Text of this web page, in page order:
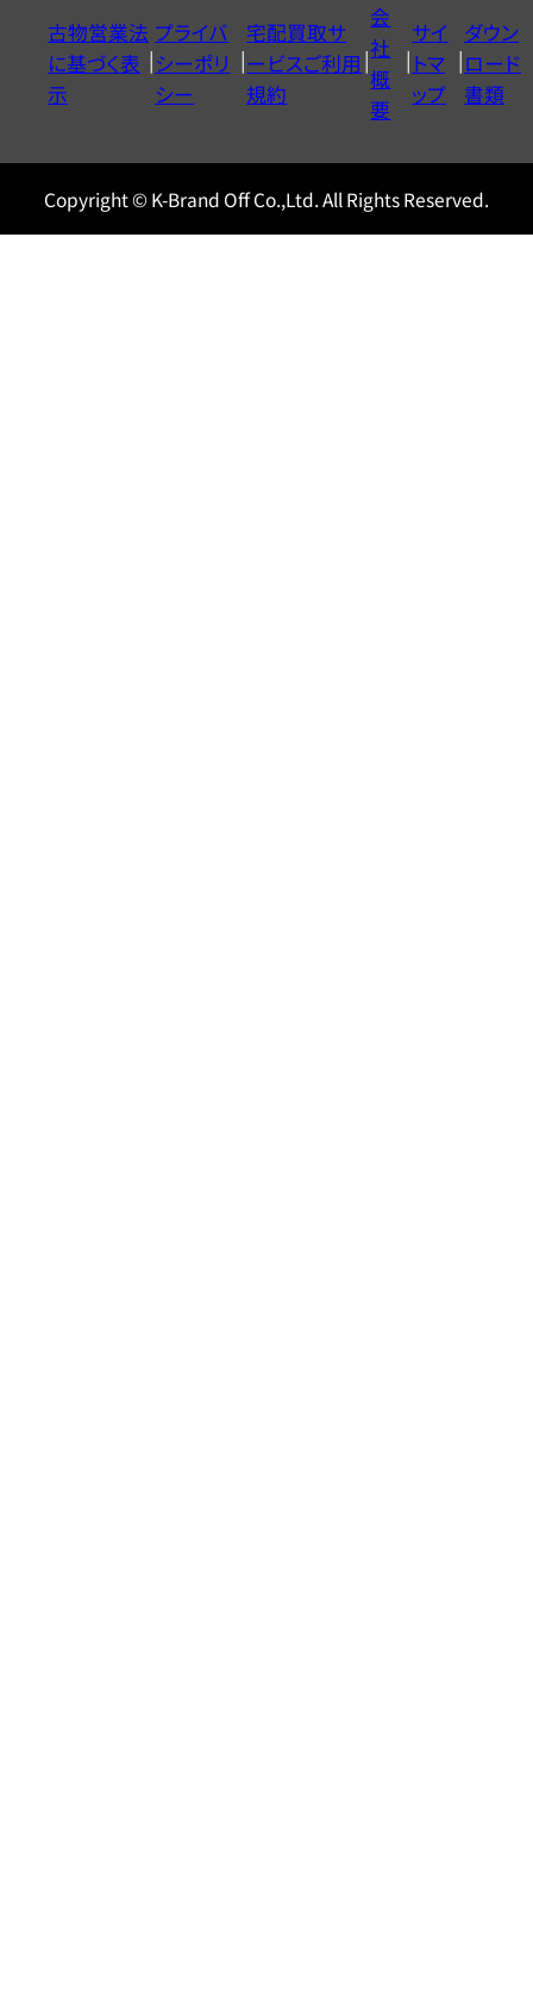
ヤ
ル
0120604117
古物営業法
に基づく表
示
プライバ
シーポリ
シー
宅配買取サ
ービスご利用
規約
会
社
概
要
サイ
トマ
ップ
ダウン
ロード
書類
Copyright © K-Brand Off Co.,Ltd. All Rights Reserved.